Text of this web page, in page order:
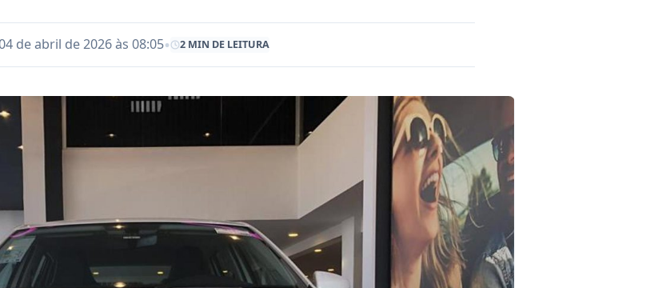
de abril de 2026 às 08:05• 2 MIN DE LEITURA